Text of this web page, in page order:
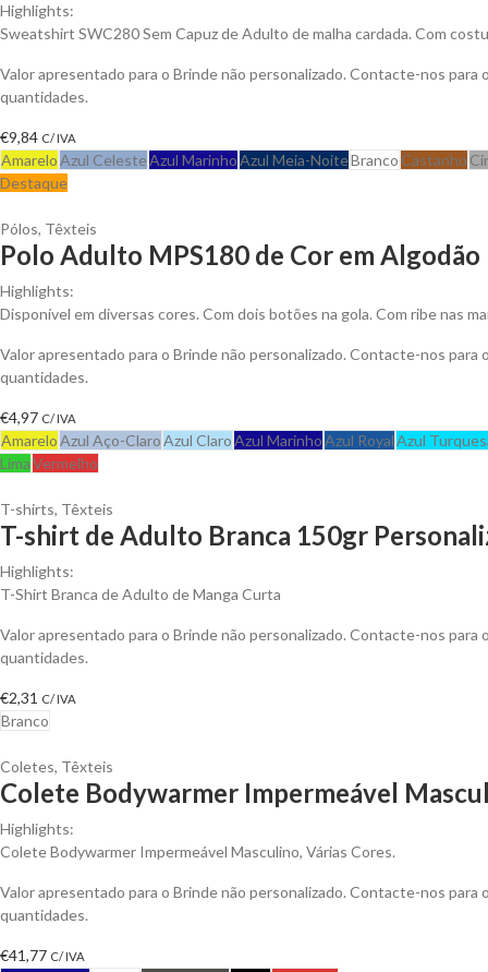
Highlights:
Sweatshirt SWC280 Sem Capuz de Adulto de malha cardada. Com
Valor apresentado para o Brinde não personalizado. Contacte-nos
quantidades.
€9,84 C/ IVA
AmareloAzul CelesteAzul MarinhoAzul Meia-NoiteBranco Castanho
Destaque
Pólos, Têxteis
Polo Adulto MPS180 de Cor em
Highlights:
Disponível em diversas cores. Com dois botões na gola. Com ribe nas
Valor apresentado para o Brinde não personalizado. Contacte-nos
quantidades.
€4,97 C/ IVA
AmareloAzul Aço-ClaroAzul ClaroAzul MarinhoAzul RoyalAzul
LimaVermelho
T-shirts, Têxteis
T-shirt de Adulto Branca 150gr
Highlights:
T-Shirt Branca de Adulto de Manga Curta
Valor apresentado para o Brinde não personalizado. Contacte-nos
quantidades.
€2,31 C/ IVA
Branco
Coletes, Têxteis
Colete Bodywarmer Impermeável
Highlights:
Colete Bodywarmer Impermeável Masculino, Várias Cores.
Valor apresentado para o Brinde não personalizado. Contacte-nos
quantidades.
€41,77 C/ IVA